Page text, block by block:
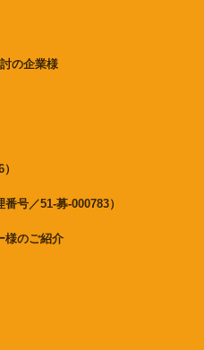
の企業様
号／51-募-000783）
様のご紹介